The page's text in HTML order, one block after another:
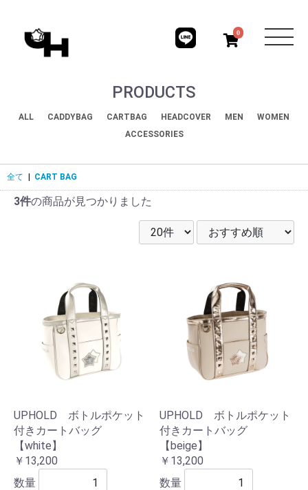
0
PRODUCTS
ALL CADDYBAG CARTBAG HEADCOVER MEN
WOMEN
ACCESSORIES
全て CART BAG
3件の商品が見つかりました
UPHOLD ボトルポケット
付きカートバッグ
【white】
￥13,200
数量
UPHOLD ボトルポケット
付きカートバッグ
【beige】
￥13,200
数量